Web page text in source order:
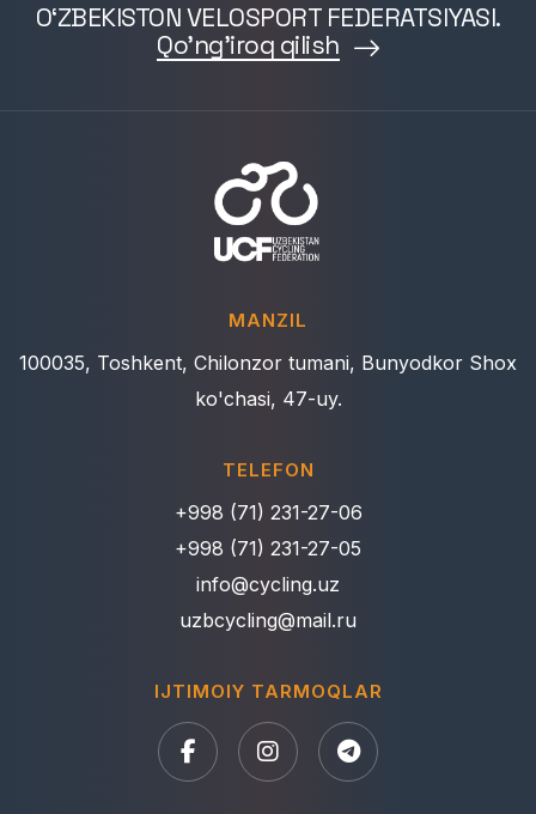
O‘ZBEKISTON VELOSPORT FEDERATSIYASI.
Qo'ng'iroq qilish
MANZIL
100035, Toshkent, Chilonzor tumani, Bunyodkor Shox
ko'chasi, 47-uy.
TELEFON
+998 (71) 231-27-06
+998 (71) 231-27-05
info@cycling.uz
uzbcycling@mail.ru
IJTIMOIY TARMOQLAR